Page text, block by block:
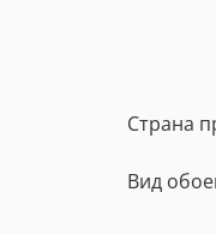
Страна
Вид